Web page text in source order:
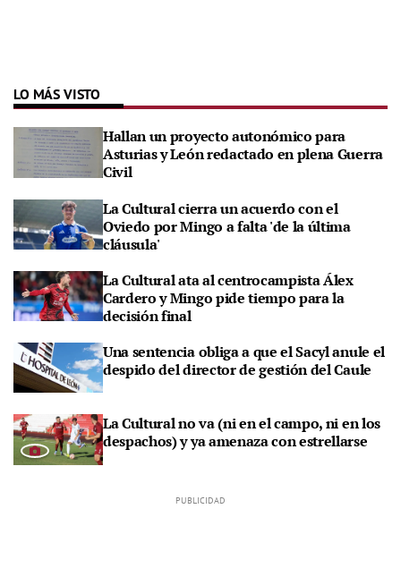
LO MÁS VISTO
Hallan un proyecto autonómico para
Asturias y León redactado en plena Guerra
Civil
La Cultural cierra un acuerdo con el
Oviedo por Mingo a falta 'de la última
cláusula'
La Cultural ata al centrocampista Álex
Cardero y Mingo pide tiempo para la
decisión final
Una sentencia obliga a que el Sacyl anule el
despido del director de gestión del Caule
La Cultural no va (ni en el campo, ni en los
despachos) y ya amenaza con estrellarse